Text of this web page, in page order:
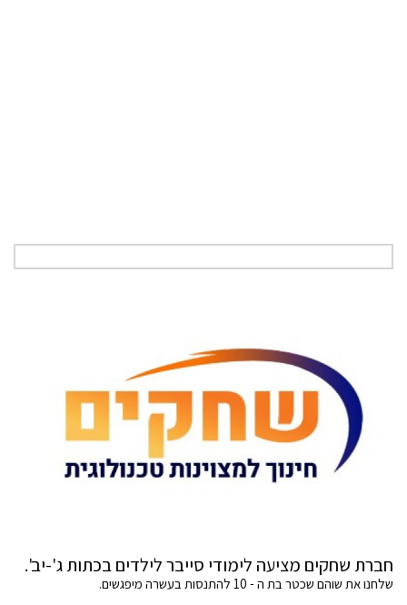
חברת שחקים מציעה לימודי סייבר לילדים בכתות ג'-יב'.
שלחנו את שוהם שכטר בת ה - 10 להתנסות בעשרה מיפגשים.